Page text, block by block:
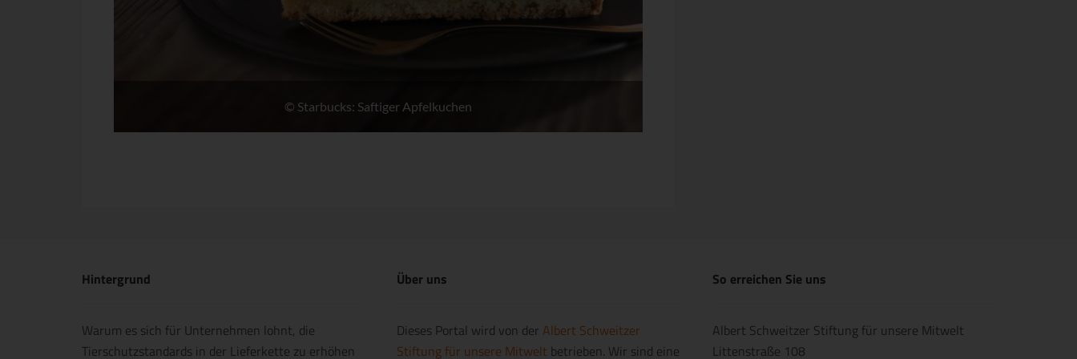
© Starbucks: Saftiger Apfelkuchen
Hintergrund
Warum es sich für Unternehmen lohnt, die
Tierschutzstandards in der Lieferkette zu erhöhen
Über uns
Dieses Portal wird von der Albert Schweitzer
Stiftung für unsere Mitwelt betrieben. Wir sind eine
So erreichen Sie uns
Albert Schweitzer Stiftung für unsere Mitwelt
Littenstraße 108